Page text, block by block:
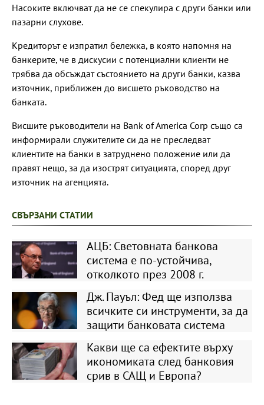
Насоките включват да не се спекулира с други банки или
пазарни слухове.
Кредиторът е изпратил бележка, в която напомня на
банкерите, че в дискусии с потенциални клиенти не
трябва да обсъждат състоянието на други банки, казва
източник, приближен до висшето ръководство на
банката.
Висшите ръководители на Bank of America Corp също са
информирали служителите си да не преследват
клиентите на банки в затруднено положение или да
правят нещо, за да изострят ситуацията, според друг
източник на агенцията.
СВЪРЗАНИ СТАТИИ
АЦБ: Световната банкова
система е по-устойчива,
отколкото през 2008 г.
Дж. Пауъл: Фед ще използва
всичките си инструменти, за да
защити банковата система
Какви ще са ефектите върху
икономиката след банковия
срив в САЩ и Европа?